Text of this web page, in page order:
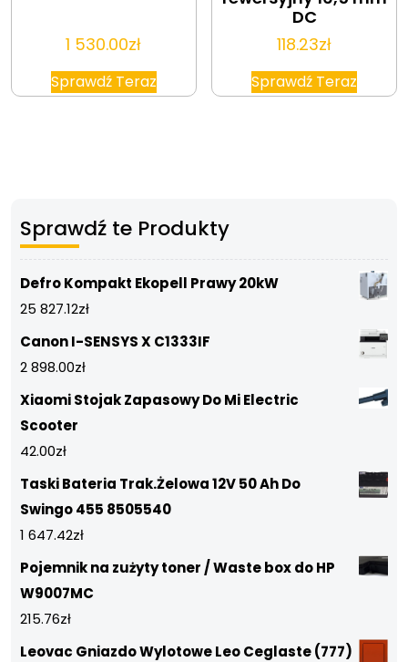
1 530.00zł
Sprawdź Teraz
DC
118.23zł
Sprawdź Teraz
Sprawdź te Produkty
Defro Kompakt Ekopell Prawy 20kW
25 827.12zł
Canon I-SENSYS X C1333IF
2 898.00zł
Xiaomi Stojak Zapasowy Do Mi Electric
Scooter
42.00zł
Taski Bateria Trak.Żelowa 12V 50 Ah Do
Swingo 455 8505540
1 647.42zł
Pojemnik na zużyty toner / Waste box do HP
W9007MC
215.76zł
Leovac Gniazdo Wylotowe Leo Ceglaste (777)